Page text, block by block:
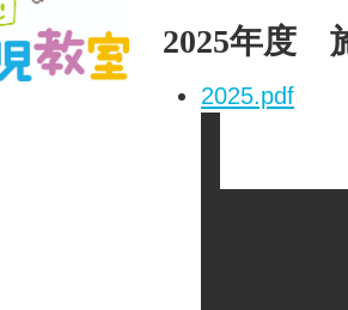
2025年度
2025.pdf